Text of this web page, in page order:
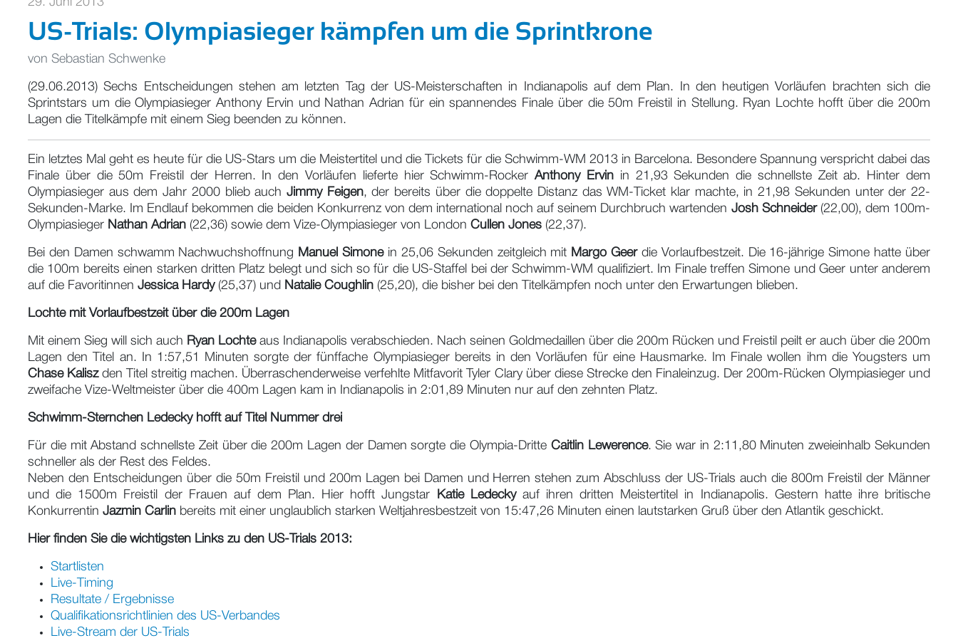
US-Trials: Olympiasieger kämpfen um die Sprintkrone
von Sebastian Schwenke
(29.06.2013) Sechs Entscheidungen stehen am letzten Tag der US-Meisterschaften in Indianapolis auf dem Plan. In den heutigen Vorläufen brachten sich die
Sprintstars um die Olympiasieger Anthony Ervin und Nathan Adrian für ein spannendes Finale über die 50m Freistil in Stellung. Ryan Lochte hofft über die 200m
Lagen die Titelkämpfe mit einem Sieg beenden zu können.
Ein letztes Mal geht es heute für die US-Stars um die Meistertitel und die Tickets für die Schwimm-WM 2013 in Barcelona. Besondere Spannung verspricht dabei das
Finale über die 50m Freistil der Herren. In den Vorläufen lieferte hier Schwimm-RockerAnthony Ervinin 21,93 Sekunden die schnellste Zeit ab. Hinter dem
Olympiasieger aus dem Jahr 2000 blieb auch Jimmy Feigen, der bereits über die doppelte Distanz das WM-Ticket klar machte, in 21,98 Sekunden unter der 22-
Sekunden-Marke. Im Endlauf bekommen die beiden Konkurrenz von dem international noch auf seinem Durchbruch wartenden Josh Schneider(22,00), dem 100m-
Olympiasieger Nathan Adrian (22,36) sowie dem Vize-Olympiasieger von London Cullen Jones (22,37).
Bei den Damen schwamm Nachwuchshoffnung Manuel Simonein 25,06 Sekunden zeitgleich mit Margo Geerdie Vorlaufbestzeit. Die 16-jährige Simone hatte über
die 100m bereits einen starken dritten Platz belegt und sich so für die US-Staffel bei der Schwimm-WM qualifiziert. Im Finale treffen Simone und Geer unter anderem
auf die Favoritinnen Jessica Hardy(25,37) und Natalie Coughlin (25,20), die bisher bei den Titelkämpfen noch unter den Erwartungen blieben.
Lochte mit Vorlaufbestzeit über die 200m Lagen
Mit einem Sieg will sich auch Ryan Lochteaus Indianapolis verabschieden. Nach seinen Goldmedaillen über die 200m Rücken und Freistil peilt er auch über die 200m
Lagen den Titel an. In 1:57,51 Minuten sorgte der fünffache Olympiasieger bereits in den Vorläufen für eine Hausmarke. Im Finale wollen ihm die Yougsters um
Chase Kaliszden Titel streitig machen. Überraschenderweise verfehlte Mitfavorit Tyler Clary über diese Strecke den Finaleinzug. Der 200m-Rücken Olympiasieger und
zweifache Vize-Weltmeister über die 400m Lagen kam in Indianapolis in 2:01,89 Minuten nur auf den zehnten Platz.
Schwimm-Sternchen Ledecky hofft auf Titel Nummer drei
Für die mit Abstand schnellste Zeit über die 200m Lagen der Damen sorgte die Olympia-Dritte Caitlin Lewerence. Sie war in 2:11,80 Minuten zweieinhalb Sekunden
schneller als der Rest des Feldes.
Neben den Entscheidungen über die 50m Freistil und 200m Lagen bei Damen und Herren stehen zum Abschluss der US-Trials auch die 800m Freistil der Männer
und die 1500m Freistil der Frauen auf dem Plan. Hier hofft Jungstar
Katie Ledeckyauf ihren dritten Meistertitel in Indianapolis. Gestern hatte ihre britische
Konkurrentin Jazmin Carlin bereits mit einer unglaublich starken Weltjahresbestzeit von 15:47,26 Minuten einen lautstarken Gruß über den Atlantik geschickt.
Hier finden Sie die wichtigsten Links zu den US-Trials 2013:
Startlisten
Live-Timing
Resultate / Ergebnisse
Qualifikationsrichtlinien des US-Verbandes
Live-Stream der US-Trials